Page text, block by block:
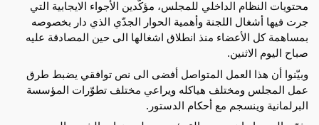
صباح اليوم الاثنين.
البرلمانية وينسجم مع أحكام الدستور.